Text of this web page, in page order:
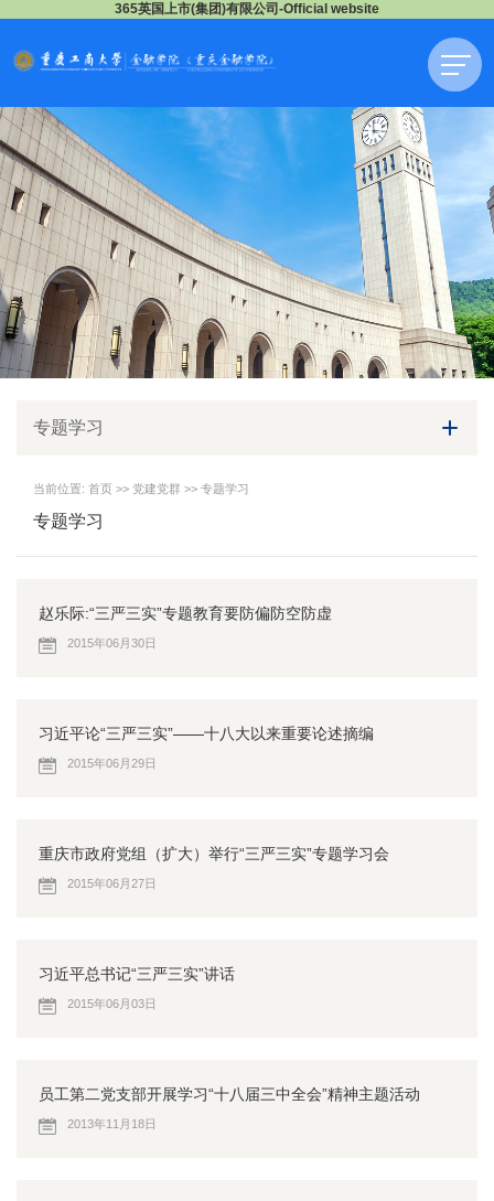
365英国上市(集团)有限公司-Official website
专题学习
当前位置: 首页 >> 党建党群 >> 专题学习
专题学习
赵乐际:“三严三实”专题教育要防偏防空防虚
2015年06月30日
习近平论“三严三实”——十八大以来重要论述摘编
2015年06月29日
重庆市政府党组（扩大）举行“三严三实”专题学习会
2015年06月27日
习近平总书记“三严三实”讲话
2015年06月03日
员工第二党支部开展学习“十八届三中全会”精神主题活动
2013年11月18日